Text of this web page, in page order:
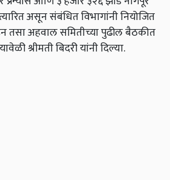
असूनसंबंधितविभागांनीनियोजित
तसाअहवालसमितीच्यापुढीलबैठकीत
यावेळीश्रीमतीबिदरीयांनीदिल्या.